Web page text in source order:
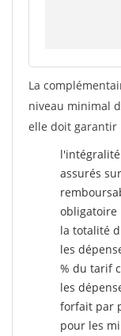
La
niveau minimal
elle doit garantir
assurés
obligatoire
la totalité
les
% du tarif
les
forfait par
pour les